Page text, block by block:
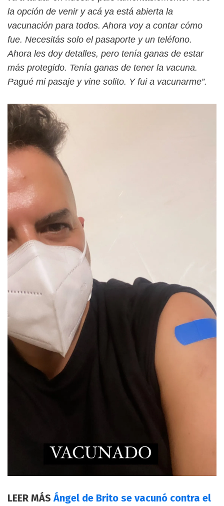
la opción de venir y acá ya está abierta la
vacunación para todos. Ahora voy a contar cómo
fue. Necesitás solo el pasaporte y un teléfono.
Ahora les doy detalles, pero tenía ganas de estar
más protegido. Tenía ganas de tener la vacuna.
Pagué mi pasaje y vine solito. Y fui a vacunarme”.
LEER MÁS Ángel de Brito se vacunó contra el